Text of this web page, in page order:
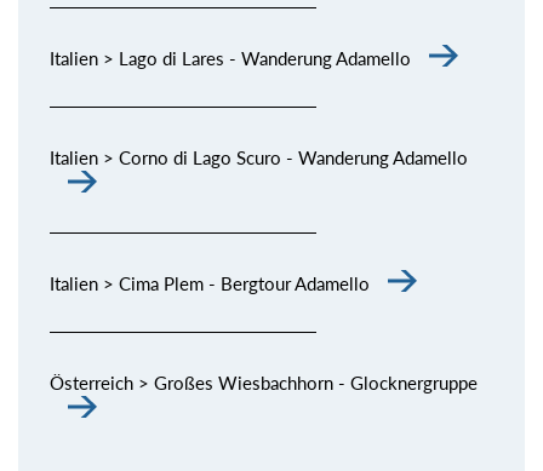
Italien > Lago di Lares - Wanderung Adamello
Italien > Corno di Lago Scuro - Wanderung Adamello
Italien > Cima Plem - Bergtour Adamello
Österreich > Großes Wiesbachhorn - Glocknergruppe